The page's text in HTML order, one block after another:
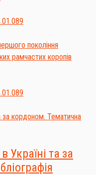
Україні та за